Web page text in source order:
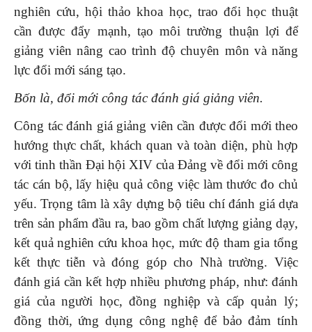
nghiên cứu, hội thảo khoa học, trao đổi học thuật
cần được đẩy mạnh, tạo môi trường thuận lợi để
giảng viên nâng cao trình độ chuyên môn và năng
lực đổi mới sáng tạo.
Bốn là, đổi mới công tác đánh giá giảng viên.
Công tác đánh giá giảng viên cần được đổi mới theo
hướng thực chất, khách quan và toàn diện, phù hợp
với tinh thần Đại hội XIV của Đảng về đổi mới công
tác cán bộ, lấy hiệu quả công việc làm thước đo chủ
yếu. Trọng tâm là xây dựng bộ tiêu chí đánh giá dựa
trên sản phẩm đầu ra, bao gồm chất lượng giảng dạy,
kết quả nghiên cứu khoa học, mức độ tham gia tổng
kết thực tiễn và đóng góp cho Nhà trường. Việc
đánh giá cần kết hợp nhiều phương pháp, như: đánh
giá của người học, đồng nghiệp và cấp quản lý;
đồng thời, ứng dụng công nghệ để bảo đảm tính